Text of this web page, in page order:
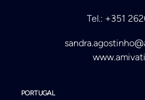
Tel.: +351
PORTUGAL